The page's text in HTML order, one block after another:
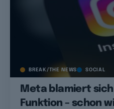
BREAK/THE NEWS SOCIAL
Meta blamiert
Funktion – schon